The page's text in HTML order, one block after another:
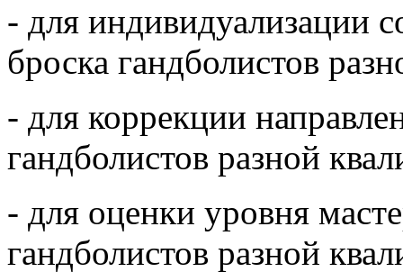
- для индивидуализации
броска гандболистов
- для коррекции
гандболистов разной
- для оценки уровня
гандболистов разной